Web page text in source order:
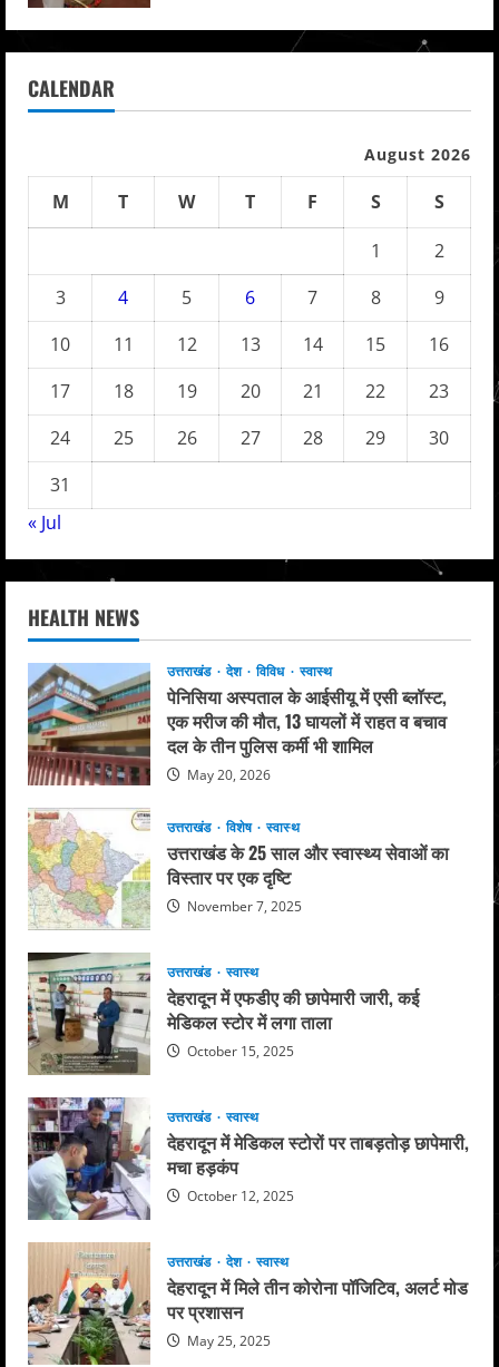
CALENDAR
August 2026
M T W T F S
S
1
2
3
4 5 6 7 8
9
10
11 12 13 14 15
16
17
18 19 20 21 22
23
24
25 26 27 28 29
30
31
« Jul
HEALTH NEWS
उत्तराखंड देश विविध स्वास्थ
पेनिसिया अस्पताल के आईसीयू में एसी ब्लॉस्ट,
एक मरीज की मौत, 13 घायलों में राहत व बचाव
दल के तीन पुलिस कर्मी भी शामिल
May 20, 2026
उत्तराखंड विशेष स्वास्थ
उत्तराखंड के 25 साल और स्वास्थ्य सेवाओं का
विस्तार पर एक दृष्टि
November 7, 2025
उत्तराखंड स्वास्थ
देहरादून में एफडीए की छापेमारी जारी, कई
मेडिकल स्टोर में लगा ताला
October 15, 2025
उत्तराखंड स्वास्थ
देहरादून में मेडिकल स्टोरों पर ताबड़तोड़ छापेमारी,
मचा हड़कंप
October 12, 2025
उत्तराखंड देश स्वास्थ
देहरादून में मिले तीन कोरोना पॉजिटिव, अलर्ट मोड
पर प्रशासन
May 25, 2025